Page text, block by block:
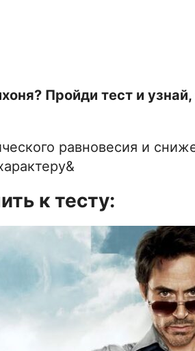
Пройди тест и узнай,
равновесия и
к тесту: